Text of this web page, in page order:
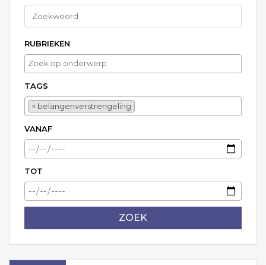
RUBRIEKEN
TAGS
belangenverstrengeling× belangenverstrengeling
VANAF
TOT
ZOEK